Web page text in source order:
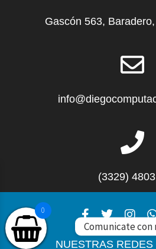
Gascón 563,
(3329)
NUESTRAS
0
Comunicate con